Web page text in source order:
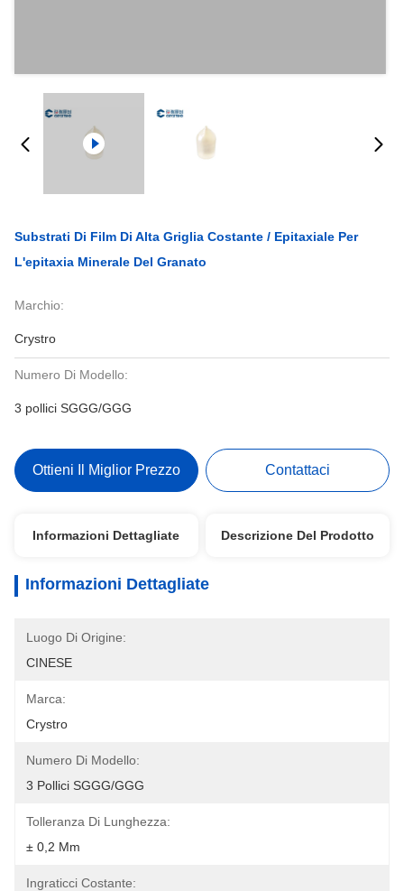
Substrati Di Film Di Alta Griglia Costante / Epitaxiale Per
L'epitaxia Minerale Del Granato
Marchio:
Crystro
Numero Di Modello:
3 pollici SGGG/GGG
Ottieni Il Miglior Prezzo Contattaci
Informazioni Dettagliate Descrizione Del Prodotto
Informazioni Dettagliate
Luogo Di Origine:
CINESE
Marca:
Crystro
Numero Di Modello:
3 Pollici SGGG/GGG
Tolleranza Di Lunghezza:
± 0,2 Mm
Ingraticci Costante: